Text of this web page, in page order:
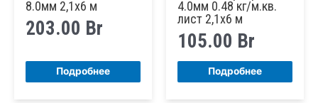
8.0мм 2,1х6 м
203.00 Br
Подробнее
4.0мм 0.48 кг/м.кв.
лист 2,1х6 м
105.00 Br
Подробнее